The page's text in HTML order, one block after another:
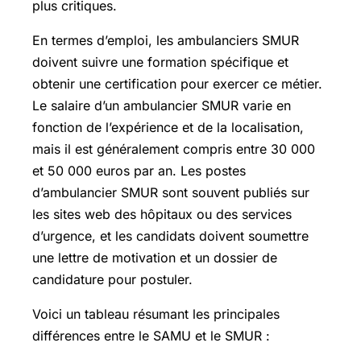
plus critiques.
En termes d’emploi, les ambulanciers SMUR
doivent suivre une formation spécifique et
obtenir une certification pour exercer ce métier.
Le salaire d’un ambulancier SMUR varie en
fonction de l’expérience et de la localisation,
mais il est généralement compris entre 30 000
et 50 000 euros par an. Les postes
d’ambulancier SMUR sont souvent publiés sur
les sites web des hôpitaux ou des services
d’urgence, et les candidats doivent soumettre
une lettre de motivation et un dossier de
candidature pour postuler.
Voici un tableau résumant les principales
différences entre le SAMU et le SMUR :